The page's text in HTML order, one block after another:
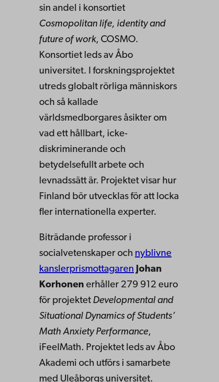
sin andel i konsortiet
Cosmopolitan life, identity and
future of work, COSMO.
Konsortiet leds av Åbo
universitet. I forskningsprojektet
utreds globalt rörliga människors
och så kallade
världsmedborgares åsikter om
vad ett hållbart, icke-
diskriminerande och
betydelsefullt arbete och
levnadssätt är. Projektet visar hur
Finland bör utvecklas för att locka
fler internationella experter.
Biträdande professor i
socialvetenskaper och nyblivne
kanslerprismottagaren Johan
Korhonen erhåller 279 912 euro
för projektet Developmental and
Situational Dynamics of Students’
Math Anxiety Performance,
iFeelMath. Projektet leds av Åbo
Akademi och utförs i samarbete
med Uleåborgs universitet.